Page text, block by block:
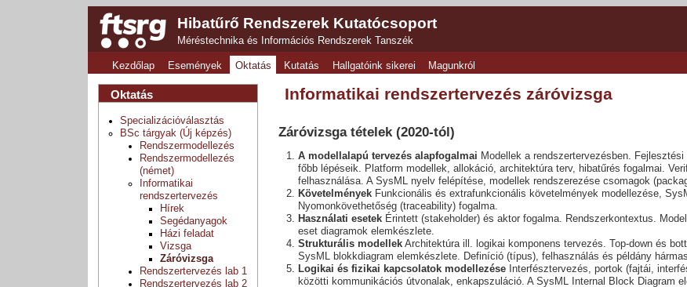
Hibatűrő Rendszerek Kutatócsoport
Méréstechnika és Információs Rendszerek Tanszék
Kezdőlap Események Oktatás Kutatás Hallgatóink sikerei Magunkról
Informatikai rendszertervezés záróvizsga
Záróvizsga tételek (2020-tól)
A modellalapú tervezés alapfogalmai Modellek a rendszertervezésben.
főbb lépéseik. Platform modellek, allokáció, architektúra terv, hibatűrés fogalmai.
felhasználása. A SysML nyelv felépítése, modellek rendszerezése csomagok
KövetelményekFunkcionális és extrafunkcionális követelmények modellezése,
Nyomonkövethetőség (traceability) fogalma.
Használati esetek Érintett (stakeholder) és aktor fogalma. Rendszerkontextus.
eset diagramok elemkészlete.
Strukturális modellekArchitektúra ill. logikai komponens tervezés. Top-down és
SysML blokkdiagram elemkészlete. Definíció (típus), felhasználás és példány
Logikai és fizikai kapcsolatok modellezéseInterfésztervezés, portok (fajtái,
közötti kommunikációs útvonalak, enkapszuláció. A SysML Internal Block Diagram
Oktatás
Specializációválasztás
BSc tárgyak (Új képzés)
Rendszermodellezés
Rendszermodellezés
(német)
Informatikai
rendszertervezés
Hírek
Segédanyagok
Házi feladat
Vizsga
Záróvizsga
Rendszertervezés lab 1
Rendszertervezés lab 2